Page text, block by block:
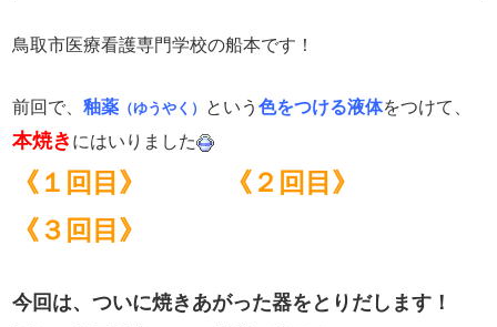
鳥取市医療看護専門学校の船本です！
前回で、釉薬 （ゆうやく） という色をつける液体をつけて、
本焼き にはいりました
《１回目》
《２回目》
《３回目》
今回は、ついに焼きあがった器をとりだします！